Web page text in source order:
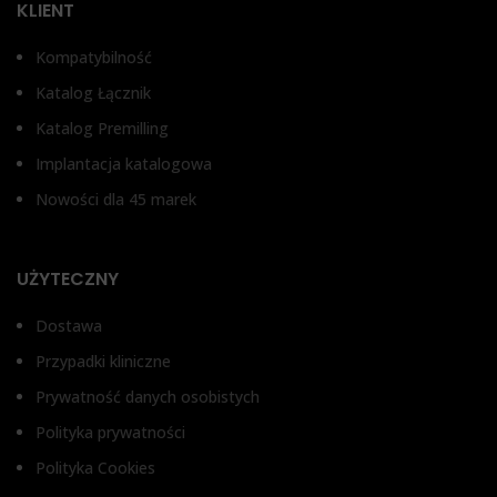
KLIENT
Kompatybilność
Katalog Łącznik
Katalog Premilling
Implantacja katalogowa
Nowości dla 45 marek
UŻYTECZNY
Dostawa
Przypadki kliniczne
Prywatność danych osobistych
Polityka prywatności
Polityka Cookies